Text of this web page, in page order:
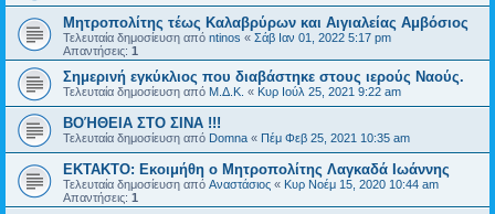
Μητροπολίτης τέως Καλαβρύρων και Αιγιαλείας Αμβόσιος
Τελευταία δημοσίευση από ntinos « Σάβ Ιαν 01, 2022 5:17 pm
Απαντήσεις: 1
Σημερινή εγκύκλιος που διαβάστηκε στους ιερούς Ναούς.
Τελευταία δημοσίευση από Μ.Δ.Κ. « Κυρ Ιούλ 25, 2021 9:22 am
ΒΟΉΘΕΙΑ ΣΤΟ ΣΙΝΑ !!!
Τελευταία δημοσίευση από Domna « Πέμ Φεβ 25, 2021 10:35 am
ΕΚΤΑΚΤΟ: Εκοιμήθη ο Μητροπολίτης Λαγκαδά Ιωάννης
Τελευταία δημοσίευση από Αναστάσιος « Κυρ Νοέμ 15, 2020 10:44 am
Απαντήσεις: 1